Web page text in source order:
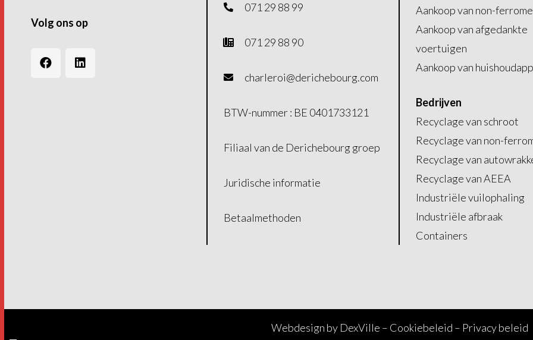
Volg ons op
071 29 88 99
071 29 88 90
charleroi@derichebourg.com
BTW-nummer : BE 0401733121
Filiaal van de Derichebourg groep
Juridische informatie
Betaalmethoden
Aankoop van non-
Aankoop van afgedankte
voertuigen
Aankoop van
Bedrijven
Recyclage van schroot
Recyclage van non-
Recyclage van
Recyclage van AEEA
Industriële vuilophaling
Industriële afbraak
Containers
Webdesign by DexVille – Cookiebeleid – Privacy beleid